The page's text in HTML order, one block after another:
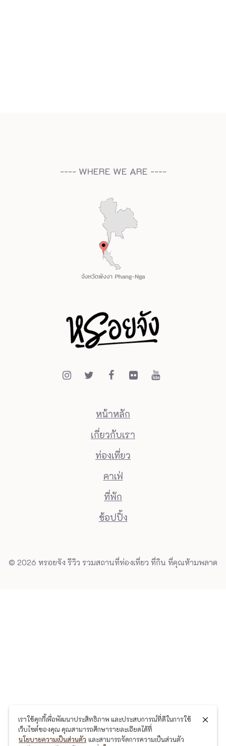
---- WHERE WE ARE ----
หน้าหลัก
เกี่ยวกับเรา
ท่องเที่ยว
คาเฟ่
ที่พัก
ช้อปปิ้ง
© 2026 หรอยจัง รีวิว รวมสถานที่ท่องเที่ยว ที่กิน ที่คุณห้ามพลาด
เราใช้คุกกี้เพื่อพัฒนาประสิทธิภาพ และประสบการณ์ที่ดีในการใช้
เว็บไซต์ของคุณ คุณสามารถศึกษารายละเอียดได้ที่
นโยบายความเป็นส่วนตัว และสามารถจัดการความเป็นส่วนตัว